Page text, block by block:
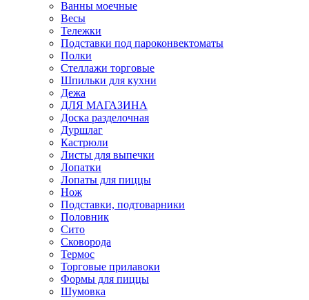
Ванны моечные
Весы
Тележки
Подставки под пароконвектоматы
Полки
Стеллажи торговые
Шпильки для кухни
Дежа
ДЛЯ МАГАЗИНА
Доска разделочная
Дуршлаг
Кастрюли
Листы для выпечки
Лопатки
Лопаты для пиццы
Нож
Подставки, подтоварники
Половник
Сито
Сковорода
Термос
Торговые прилавоки
Формы для пиццы
Шумовка